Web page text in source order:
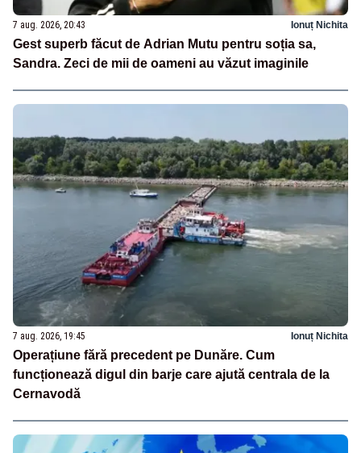
7 aug. 2026, 20:43 Ionuț Nichita
Gest superb făcut de Adrian Mutu pentru soția sa,
Sandra. Zeci de mii de oameni au văzut imaginile
7 aug. 2026, 19:45 Ionuț Nichita
Operațiune fără precedent pe Dunăre. Cum
funcționează digul din barje care ajută centrala de la
Cernavodă